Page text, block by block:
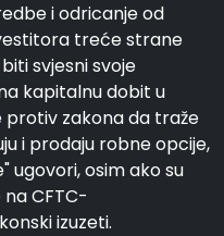
i odricanje od
treće strane
svjesni svoje
kapitalnu dobit u
protiv zakona da traže
i prodaju robne opcije,
ugovori, osim ako su
CFTC-
izuzeti.